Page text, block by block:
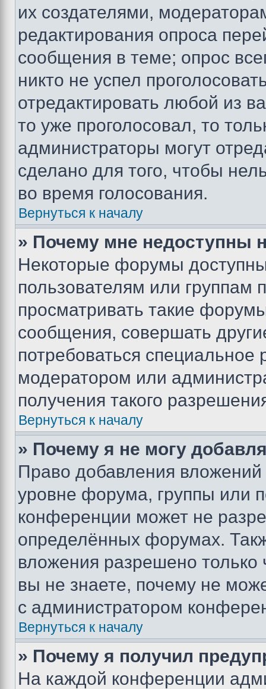
их создателями,
редактирования опроса
сообщения в теме; опрос
никто не успел
отредактировать любой из
то уже проголосовал, то
администраторы могут
сделано для того, чтобы
во время голосования.
Вернуться к началу
» Почему мне недоступны
Некоторые форумы
пользователям или группам
просматривать такие
сообщения, совершать
потребоваться
модератором или
получения такого
Вернуться к началу
» Почему я не могу
Право добавления
уровне форума, группы или
конференции может не
определённых форумах.
вложения разрешено
вы не знаете, почему не
с администратором
Вернуться к началу
» Почему я получил
На каждой конференции